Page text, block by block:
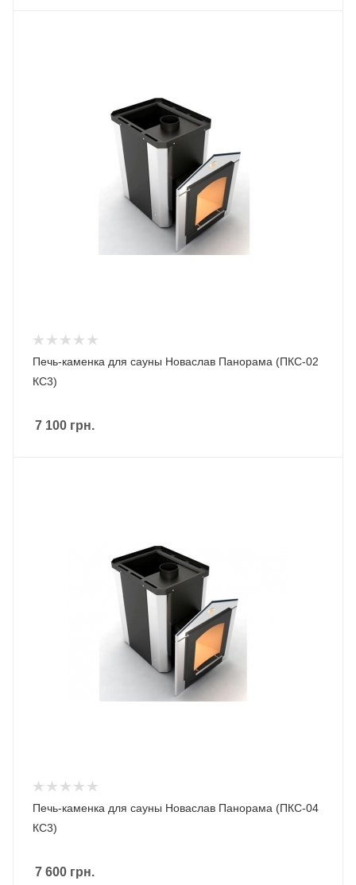
Печь-каменка для сауны Новаслав Панорама (ПКС-02
КС3)
7 100 грн.
Печь-каменка для сауны Новаслав Панорама (ПКС-04
КС3)
7 600 грн.